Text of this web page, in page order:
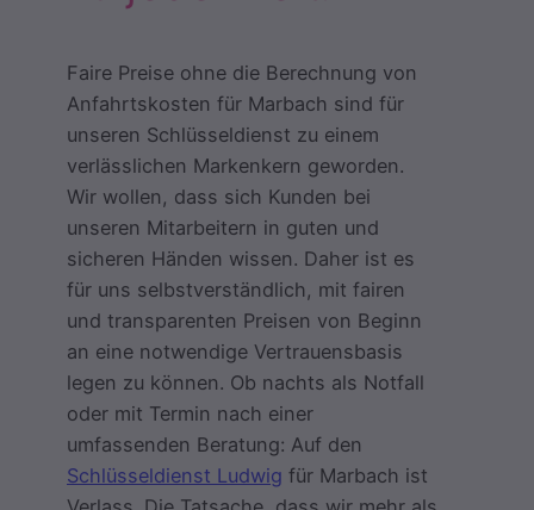
Faire Preise ohne die Berechnung von
Anfahrtskosten für Marbach sind für
unseren Schlüsseldienst zu einem
verlässlichen Markenkern geworden.
Wir wollen, dass sich Kunden bei
unseren Mitarbeitern in guten und
sicheren Händen wissen. Daher ist es
für uns selbstverständlich, mit fairen
und transparenten Preisen von Beginn
an eine notwendige Vertrauensbasis
legen zu können. Ob nachts als Notfall
oder mit Termin nach einer
umfassenden Beratung: Auf den
Schlüsseldienst Ludwig für Marbach ist